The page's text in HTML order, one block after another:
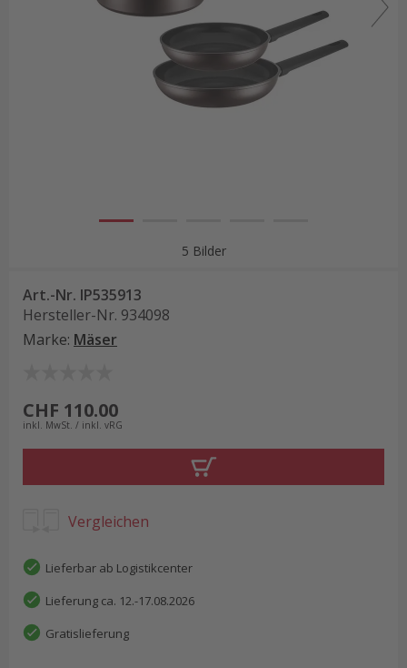
5 Bilder
Art.-Nr. IP535913
Hersteller-Nr. 934098
Marke: Mäser
CHF 110.00
inkl. MwSt. / inkl. vRG
Vergleichen
Lieferbar ab Logistikcenter
Lieferung ca. 12.-17.08.2026
Gratislieferung